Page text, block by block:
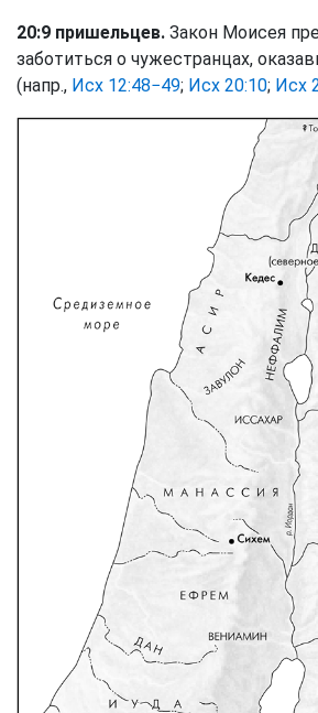
20:9 пришельцев. Закон Моисея
заботиться о чужестранцах,
(напр., Исх 12:48−49; Исх 20:10; Исх